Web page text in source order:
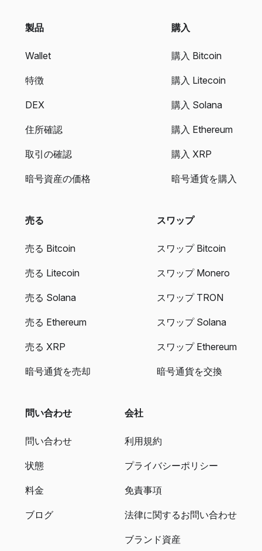
製品
Wallet
特徴
DEX
住所確認
取引の確認
暗号資産の価格
購入
購入 Bitcoin
購入 Litecoin
購入 Solana
購入 Ethereum
購入 XRP
暗号通貨を購入
売る
売る Bitcoin
売る Litecoin
売る Solana
売る Ethereum
売る XRP
暗号通貨を売却
スワップ
スワップ Bitcoin
スワップ Monero
スワップ TRON
スワップ Solana
スワップ Ethereum
暗号通貨を交換
問い合わせ
問い合わせ
状態
料金
ブログ
会社
利用規約
プライバシーポリシー
免責事項
法律に関するお問い合わせ
ブランド資産